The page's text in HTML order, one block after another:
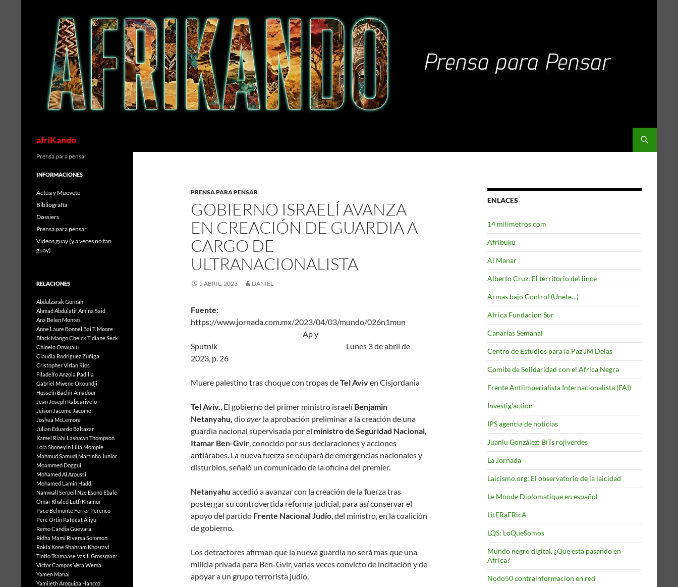
afriKando
PRENSA PARA PENSAR
GOBIERNO ISRAELÍ AVANZA
EN CREACIÓN DE GUARDIA A
CARGO DE
ULTRANACIONALISTA
5 ABRIL, 2023 DANIEL
Fuente:
https://www.jornada.com.mx/2023/04/03/mundo/026n1mun
Ap y
Sputnik Lunes 3 de abril de
2023, p. 26
Muere palestino tras choque con tropas deTel Aviven Cisjordania
Tel Aviv., El gobierno del primer ministro israelí Benjamin
Netanyahu, dioayer la aprobación preliminar a la creación de una
guardia nacional supervisada por el ministro de Seguridad Nacional,
Itamar Ben-Gvir, conocido por sus declaraciones y acciones
antiárabes. La nueva fuerza se ocupará de emergencias nacionales y
disturbios, señaló un comunicado de la oficina del premier.
Netanyahu accedió a avanzar con la creación de la fuerza tras
postergar su controvertida reforma judicial, para así conservar el
apoyo del partido Frente Nacional Judío, del ministro, en la coalición
de gobierno.
Los detractores afirman que la nueva guardia no será mas que una
milicia privada para Ben-Gvir, varias veces convicto de incitación y de
apoyar a un grupo terrorista judío.
ENLACES
14 milimetros.com
Afribuku
Al Manar
Alberto Cruz: El territorio del lince
Armas bajo Control (Unete…)
Africa Fundacion Sur
Canarias Semanal
Centro de Estudios para la Paz JM Delas
Comite de Solidaridad con el Africa Negra
Frente Antiimperialista Internacionalista (FAI)
Investig'action
IPS agencia de noticias
Juanlu González: BiTs rojiverdes
La Jornada
Laicismo.org: El observatorio de la laicidad
Le Monde Diplomatique en español
LitERaFRicA
LQS: LoQueSomos
Mundo negro digital. ¿Que esta pasando en
Africa?
Nodo50 contrainformacion en red
Prensa para pensar
INFORMACIONES
Actúa y Muevete
Bibliografía
Dossiers
Prensa para pensar
Videos guay (y a veces no tan
guay)
RELACIONES
Abdulzarak Gurnah
Ahmad AbdulatifAmina Said
Ana Belen Montes
Anne Laure Bonnel Bai T. Moore
Black MangoCheick Tidiane Seck
Chinelo Onwualu
Claudia Rodriguez Zuñiga
Cristopher Virlan Rios
Filadelfo Anzola Padilla
Gabriel Mwene Okoundji
Hussein Bachir Amadour
Jean Joseph Rabearivelo
Jeison Jacome Jacome
Joshua McLemore
Julian Eduardo Baltazar
Kamel Riahi Lashawn Thompson
Lola Shoneyin Lília Momple
Mahmud Samudi Martinho Junior
Moammed Doggui
Mohamed Al Aroussi
Mohamed Lamin Haddi
Namwall Serpell Nze Esono Ebale
Omar Khaled Lutfi Khamur
Paco Belmonte Ferrer Perenco
Pere Ortin Rafeeat Aliyu
Remo Candia Guevara.
Ridha Mami Riversa Solomon
Rokia KoneShahram Khosravi
Tlotlo TsamaaseVasili Grossman:
Víctor Campos Vera Wema
Yamen Manai
Yamileth Aroquipa Hancco